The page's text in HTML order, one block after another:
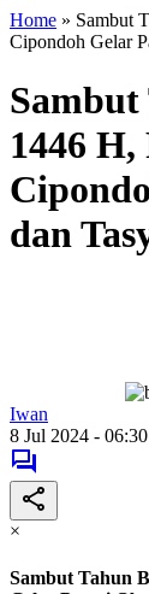
Home » Sambut
Cipondoh Gelar
1446
dan
Iwan
8 Jul 2024 -
×
Sambut Tahun